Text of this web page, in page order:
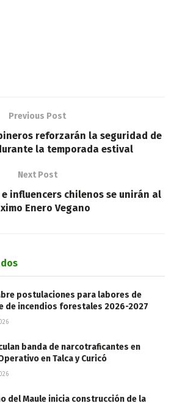
Previous Post
reforzarán la seguridad de
la temporada estival
Next Post
influencers chilenos se unirán al
Enero Vegano
postulaciones para labores de
de incendios forestales 2026-2027
banda de narcotraficantes en
en Talca y Curicó
del Maule inicia construcción de la